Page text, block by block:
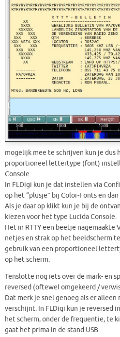
mogelijk mee te schrijven kun je dus
proportioneel lettertype (font)
Console.
In FLDigi kun je dat instellen via
op het “plusje” bij Color-Fonts en
Als je daar op klikt kun je bij de
kiezen voor het type Lucida Console.
Het in RTTY een beetje nagemaakte
netjes en strak op het beeldscherm
gebruik van een proportioneel
op het scherm.
Tenslotte nog iets over de mark- en
reversed (oftewel omgekeerd /
Dat merk je snel genoeg als er alleen
verschijnt. In FLDigi kun je reversed
het scherm, onder de frequentie, te
gaat het prima in de stand USB.